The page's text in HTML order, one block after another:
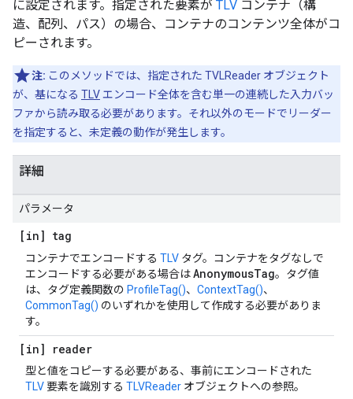
に設定されます。指定された要素が TLV コンテナ（構
造、配列、パス）の場合、コンテナのコンテンツ全体がコ
ピーされます。
注: このメソッドでは、指定された TVLReader オブジェクト
が、基になる TLVエンコード全体を含む単一の連続した入力バッ
ファから読み取る必要があります。それ以外のモードでリーダー
を指定すると、未定義の動作が発生します。
詳細
パラメータ
[in] tag
コンテナでエンコードする TLV タグ。コンテナをタグなしで
エンコードする必要がある場合はAnonymousTag。タグ値
は、タグ定義関数の ProfileTag()、 ContextTag()、
CommonTag() のいずれかを使用して作成する必要がありま
す。
[in] reader
型と値をコピーする必要がある、事前にエンコードされた
TLV 要素を識別する TLVReader オブジェクトへの参照。